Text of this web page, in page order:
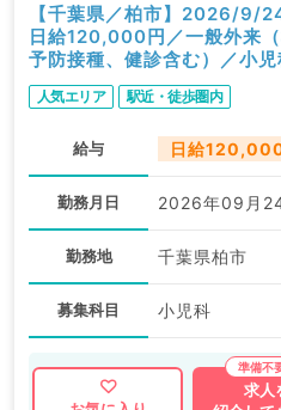
【千葉県／柏市】2026/9/
日給120,000円／一般外来（
予防接種、健診含む）／小
人気エリア 駅近・徒歩圏内
給与 日給
勤務月日 2026年09月24
勤務地 千葉県柏市
募集科目 小児科
求人